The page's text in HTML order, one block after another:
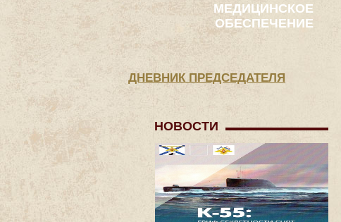
МЕДИЦИНСКОЕ
ОБЕСПЕЧЕНИЕ
ДНЕВНИК ПРЕДСЕДАТЕЛЯ
НОВОСТИ